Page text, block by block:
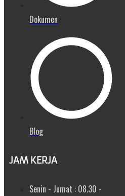
Dokumen
Blog
JAM KERJA
Senin - Jumat : 08.30 -